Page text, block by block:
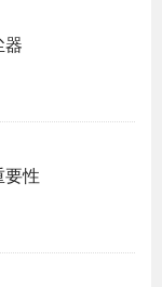
器
性